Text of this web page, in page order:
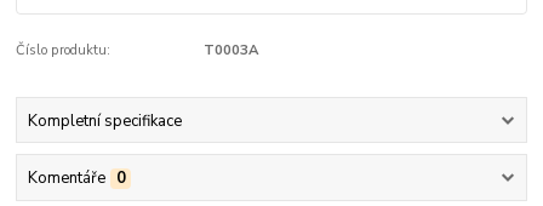
Číslo produktu: T0003A
Kompletní specifikace
Komentáře 0